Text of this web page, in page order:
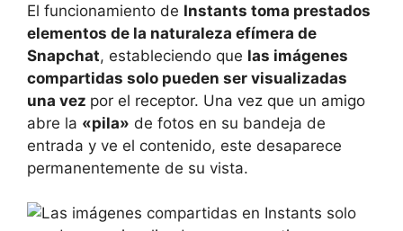
El funcionamiento de Instants toma prestados
elementos de la naturaleza efímera de
Snapchat, estableciendo que las imágenes
compartidas solo pueden ser visualizadas
una vez por el receptor. Una vez que un amigo
abre la «pila» de fotos en su bandeja de
entrada y ve el contenido, este desaparece
permanentemente de su vista.